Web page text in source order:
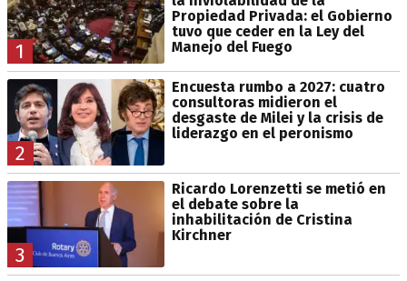
1
Propiedad Privada: el Gobierno
tuvo que ceder en la Ley del
Manejo del Fuego
2
Encuesta rumbo a 2027: cuatro
consultoras midieron el
desgaste de Milei y la crisis de
liderazgo en el peronismo
3
Ricardo Lorenzetti se metió en
el debate sobre la
inhabilitación de Cristina
Kirchner